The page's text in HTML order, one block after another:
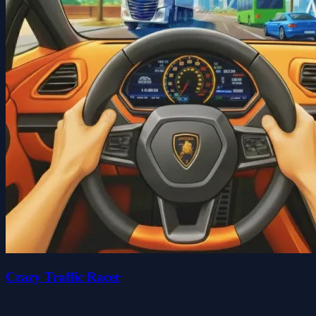
Crazy Traffic Racer